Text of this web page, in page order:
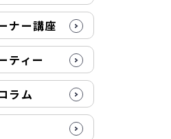
ナー講座
ティー
ラム